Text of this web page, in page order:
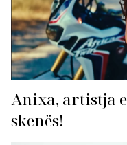
Anixa, artistja
skenës!